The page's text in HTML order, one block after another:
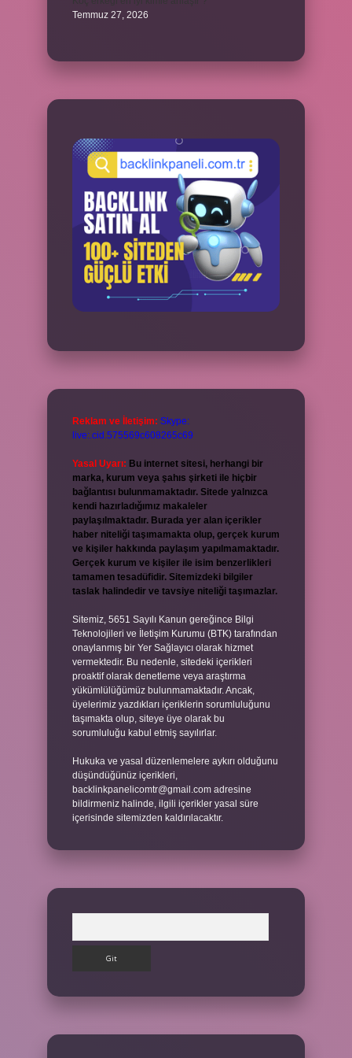
Temmuz 27, 2026
Reklam ve İletişim: Skype:
live:.cid.575569c608265c69
Yasal Uyarı: Bu internet sitesi, herhangi bir
marka, kurum veya şahıs şirketi ile hiçbir
bağlantısı bulunmamaktadır. Sitede yalnızca
kendi hazırladığımız makaleler
paylaşılmaktadır. Burada yer alan içerikler
haber niteliği taşımamakta olup, gerçek kurum
ve kişiler hakkında paylaşım yapılmamaktadır.
Gerçek kurum ve kişiler ile isim benzerlikleri
tamamen tesadüfidir. Sitemizdeki bilgiler
taslak halindedir ve tavsiye niteliği taşımazlar.
Sitemiz, 5651 Sayılı Kanun gereğince Bilgi
Teknolojileri ve İletişim Kurumu (BTK) tarafından
onaylanmış bir Yer Sağlayıcı olarak hizmet
vermektedir. Bu nedenle, sitedeki içerikleri
proaktif olarak denetleme veya araştırma
yükümlülüğümüz bulunmamaktadır. Ancak,
üyelerimiz yazdıkları içeriklerin sorumluluğunu
taşımakta olup, siteye üye olarak bu
sorumluluğu kabul etmiş sayılırlar.
Hukuka ve yasal düzenlemelere aykırı olduğunu
düşündüğünüz içerikleri,
backlinkpanelicomtr@gmail.com adresine
bildirmeniz halinde, ilgili içerikler yasal süre
içerisinde sitemizden kaldırılacaktır.